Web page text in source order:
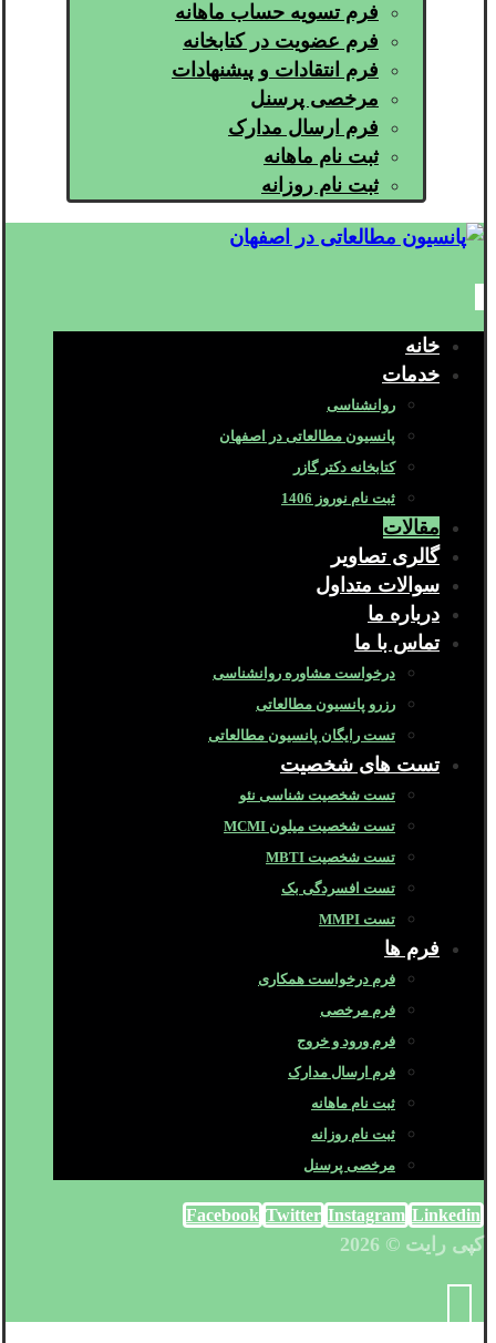
فرم تسویه حساب ماهانه
فرم عضویت در کتابخانه
فرم انتقادات و پیشنهادات
مرخصی پرسنل
فرم ارسال مدارک
ثبت نام ماهانه
ثبت نام روزانه
خانه
خدمات
روانشناسی
پانسیون مطالعاتی در اصفهان
کتابخانه دکتر گازر
ثبت نام نوروز 1406
مقالات
گالری تصاویر
سوالات متداول
درباره ما
تماس با ما
درخواست مشاوره روانشناسی
رزرو پانسیون مطالعاتی
تست رایگان پانسیون مطالعاتی
تست های شخصیت
تست شخصیت شناسی نئو
تست شخصیت میلون MCMI
تست شخصیت MBTI
تست افسردگی بک
تست MMPI
فرم ها
فرم درخواست همکاری
فرم مرخصی
فرم ورود و خروج
فرم ارسال مدارک
ثبت نام ماهانه
ثبت نام روزانه
مرخصی پرسنل
Facebook Twitter Instagram Linkedin
کپی رایت © 2026